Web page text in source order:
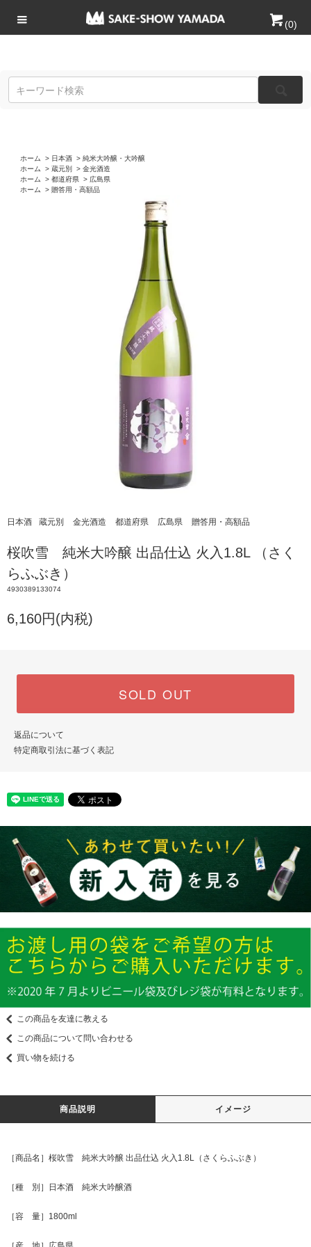
(0)
ホーム > 日本酒 > 純米大吟醸・大吟醸
ホーム
> 蔵元別 > 金光酒造
ホーム
> 都道府県 > 広島県
ホーム
> 贈答用・高額品
日本酒 蔵元別 金光酒造 都道府県 広島県 贈答用・高額品
桜吹雪 純米大吟醸 出品仕込 火入1.8L （さく
らふぶき）
4930389133074
6,160円(内税)
SOLD OUT
返品について
特定商取引法に基づく表記
この商品を友達に教える
この商品について問い合わせる
買い物を続ける
商品説明 イメージ
［商品名］桜吹雪 純米大吟醸 出品仕込 火入1.8L（さくらふぶき）
［種 別］日本酒 純米大吟醸酒
［容 量］1800ml